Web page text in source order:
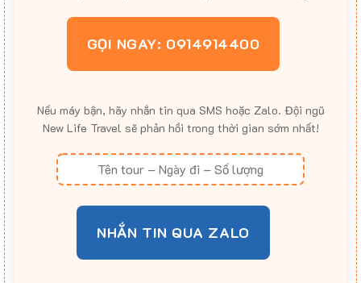
GỌI NGAY: 0914914400
Nếu máy bận, hãy nhắn tin qua SMS hoặc Zalo. Đội ngũ
New Life Travel sẽ phản hồi trong thời gian sớm nhất!
NHẮN TIN QUA ZALO